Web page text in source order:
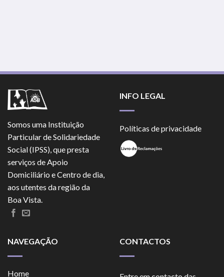
Somos uma Instituição
Particular de Solidariedade
Social (IPSS), que presta
serviços de Apoio
Domiciliário e Centro de dia,
aos utentes da região da
Boa Vista.
INFO LEGAL
Políticas de privacidade
NAVEGAÇÃO
Home
CONTACTOS